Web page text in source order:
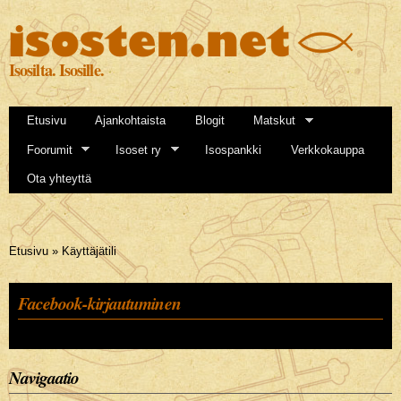
Hyppää
pääsisältöön
Isosilta. Isosille.
Etusivu Ajankohtaista Blogit Matskut
Foorumit Isoset ry Isospankki Verkkokauppa
Ota yhteyttä
Olet täällä
Etusivu » Käyttäjätili
Facebook-kirjautuminen
Navigaatio